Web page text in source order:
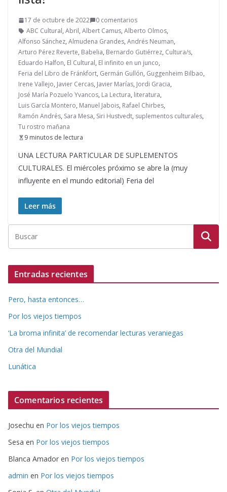
17 de octubre de 2022
0 comentarios
ABC Cultural, Abril, Albert Camus, Alberto Olmos,
Alfonso Sánchez, Almudena Grandes, Andrés Neuman,
Arturo Pérez Reverte, Babelia, Bernardo Gutiérrez, Cultura/s,
Eduardo Halfon, El Cultural, El infinito en un junco,
Feria del Libro de Fránkfort, Germán Gullón, Guggenheim Bilbao,
Irene Vallejo, Javier Cercas, Javier Marías, Jordi Gracia,
José María Pozuelo Yvancos, La Lectura, literatura,
Luis García Montero, Manuel Jabois, Rafael Chirbes,
Ramón Andrés, Sara Mesa, Siri Hustvedt, suplementos culturales,
Tu rostro mañana
9 minutos de lectura
UNA LECTURA PARTICULAR DE SUPLEMENTOS
CULTURALES. El miércoles próximo se abre la (muy
influyente en el mundo editorial) Feria del
Leer más
Entradas recientes
Pero, hasta entonces…
Por los viejos tiempos
‘La broma infinita’ de recomendar lecturas veraniegas
Otra del Mundial
Lunática
Comentarios recientes
Josechu en Por los viejos tiempos
Sesa en Por los viejos tiempos
Blanca Amador en Por los viejos tiempos
admin en Por los viejos tiempos